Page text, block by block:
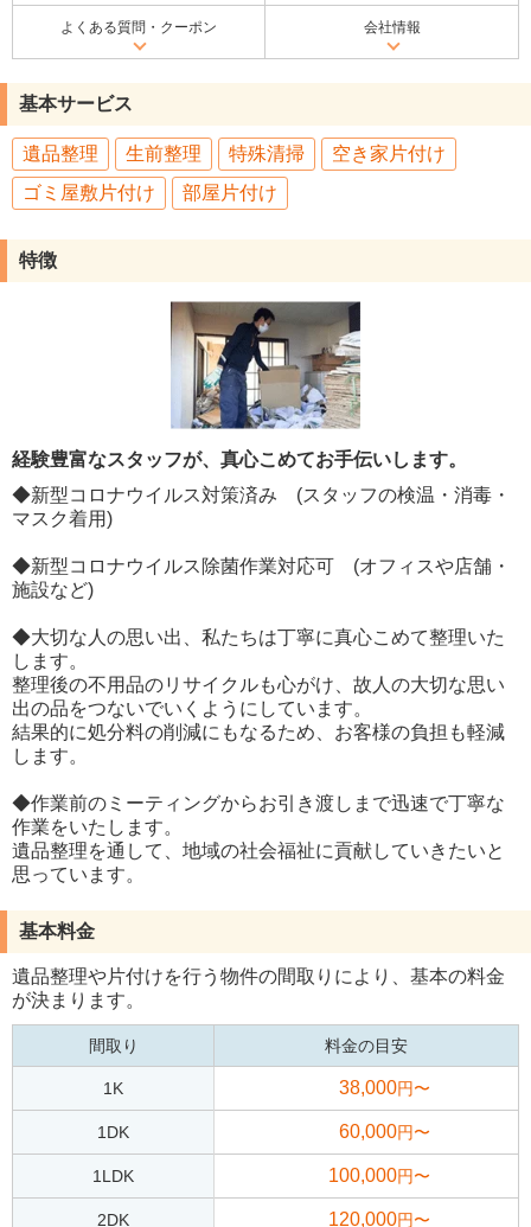
よくある質問・クーポン 会社情報
基本サービス
遺品整理 生前整理 特殊清掃
空き家片付け
ゴミ屋敷片付け
部屋片付け
特徴
経験豊富なスタッフが、真心こめてお手伝いします。
◆新型コロナウイルス対策済み (スタッフの検温・消毒・
マスク着用)
◆新型コロナウイルス除菌作業対応可 (オフィスや店舗・
施設など)
◆大切な人の思い出、私たちは丁寧に真心こめて整理いた
します。
整理後の不用品のリサイクルも心がけ、故人の大切な思い
出の品をつないでいくようにしています。
結果的に処分料の削減にもなるため、お客様の負担も軽減
します。
◆作業前のミーティングからお引き渡しまで迅速で丁寧な
作業をいたします。
遺品整理を通して、地域の社会福祉に貢献していきたいと
思っています。
基本料金
遺品整理や片付けを行う物件の間取りにより、基本の料金
が決まります。
間取り 料金の目安
1K 38,000円〜
1DK 60,000円〜
1LDK 100,000円〜
2DK 120,000円〜